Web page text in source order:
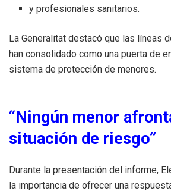
y profesionales sanitarios.
La Generalitat destacó que las líneas
han consolidado como una puerta de
sistema de protección de menores.
“Ningún menor
situación de riesgo”
Durante la presentación del informe,
la importancia de ofrecer una